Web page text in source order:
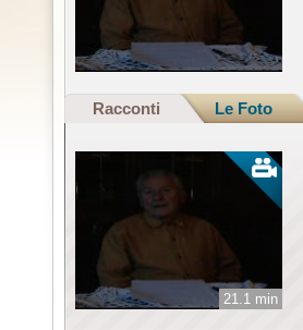
Racconti Le Foto
21.1 min